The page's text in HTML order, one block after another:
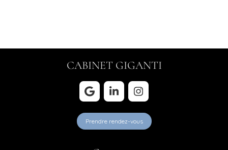
CABINET GIGANTI
Prendre rendez-vous